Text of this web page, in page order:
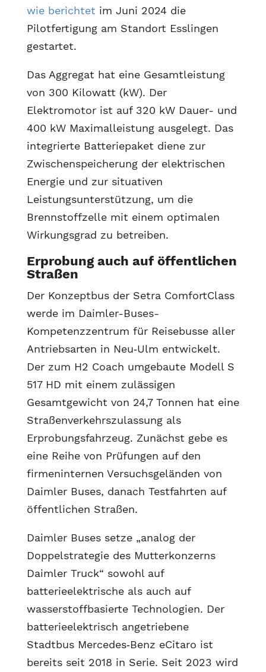
wie berichtet im Juni 2024 die
Pilotfertigung am Standort Esslingen
gestartet.
Das Aggregat hat eine Gesamtleistung
von 300 Kilowatt (kW). Der
Elektromotor ist auf 320 kW Dauer- und
400 kW Maximalleistung ausgelegt. Das
integrierte Batteriepaket diene zur
Zwischenspeicherung der elektrischen
Energie und zur situativen
Leistungsunterstützung, um die
Brennstoffzelle mit einem optimalen
Wirkungsgrad zu betreiben.
Erprobung auch auf öffentlichen
Straßen
Der Konzeptbus der Setra ComfortClass
werde im Daimler-Buses-
Kompetenzzentrum für Reisebusse aller
Antriebsarten in Neu‑Ulm entwickelt.
Der zum H2 Coach umgebaute Modell S
517 HD mit einem zulässigen
Gesamtgewicht von 24,7 Tonnen hat eine
Straßenverkehrszulassung als
Erprobungsfahrzeug. Zunächst gebe es
eine Reihe von Prüfungen auf den
firmeninternen Versuchsgeländen von
Daimler Buses, danach Testfahrten auf
öffentlichen Straßen.
Daimler Buses setze „analog der
Doppelstrategie des Mutterkonzerns
Daimler Truck“ sowohl auf
batterieelektrische als auch auf
wasserstoffbasierte Technologien. Der
batterieelektrisch angetriebene
Stadtbus Mercedes‑Benz eCitaro ist
bereits seit 2018 in Serie. Seit 2023 wird